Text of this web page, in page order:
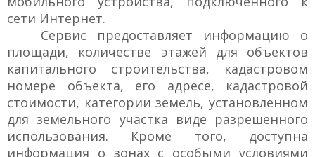
сети Интернет.
Сервис предоставляет информацию о
площади, количестве этажей для объектов
капитального строительства, кадастровом
номере объекта, его адресе, кадастровой
стоимости, категории земель, установленном
для земельного участка виде разрешенного
использования. Кроме того, доступна
информация о зонах с особыми условиями